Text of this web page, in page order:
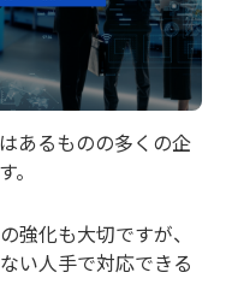
あるものの多くの企
。
強化も大切ですが、
い人手で対応できる